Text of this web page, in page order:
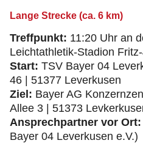
Lange Strecke (ca. 6 km)
Treffpunkt: 11:20 Uhr an
Leichtathletik-Stadion
Start: TSV Bayer 04
46 | 51377 Leverkusen
Ziel: Bayer AG
Allee 3 | 51373
Ansprechpartner vor Ort:
Bayer 04 Leverkusen e.V.)